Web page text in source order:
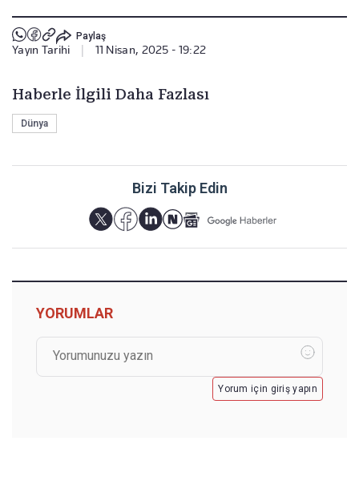
Paylaş
Yayın Tarihi 11 Nisan, 2025 - 19:22
Haberle İlgili Daha Fazlası
Dünya
Bizi Takip Edin
YORUMLAR
Yorum için giriş yapın